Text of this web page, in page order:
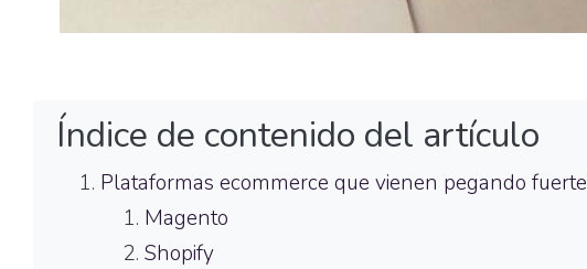
Índice de contenido del artículo
Plataformas ecommerce que vienen pegando fuerte
Magento
Shopify